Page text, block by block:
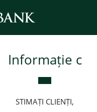
Informație c
STIMAȚI CLIENȚI,